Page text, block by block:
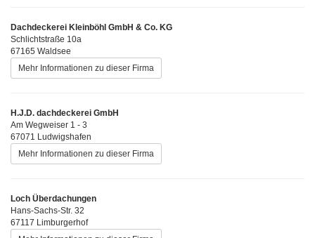
Dachdeckerei Kleinböhl GmbH & Co. KG
Schlichtstraße 10a
67165 Waldsee
Mehr Informationen zu dieser Firma
H.J.D. dachdeckerei GmbH
Am Wegweiser 1 - 3
67071 Ludwigshafen
Mehr Informationen zu dieser Firma
Loch Überdachungen
Hans-Sachs-Str. 32
67117 Limburgerhof